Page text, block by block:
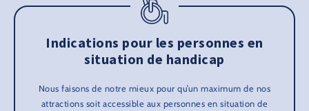
Indications pour les personnes en
situation de handicap
Nous faisons de notre mieux pour qu’un maximum de nos
attractions soit accessible aux personnes en situation de